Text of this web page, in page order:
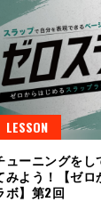
LESSON
ューニングをし
みよう！【ゼ
ボ】第2回